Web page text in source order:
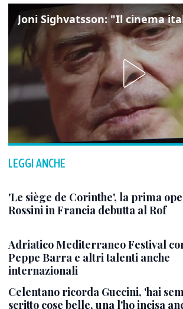
LEGGI ANCHE
'Le siège de Corinthe', la prima
Rossini in Francia debutta al Rof
Adriatico Mediterraneo Festival
Peppe Barra e altri talenti anche
internazionali
Celentano ricorda Guccini, 'hai
scritto cose belle, una l'ho incisa